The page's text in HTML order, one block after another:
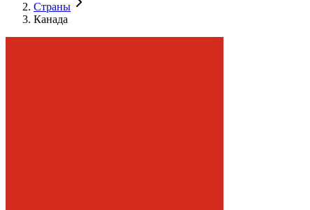
Страны
Канада